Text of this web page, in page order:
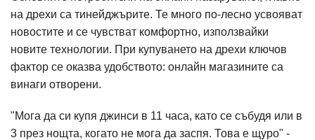
на дрехи са тинейджърите. Те много по-лесно усвояват
новостите и се чувстват комфортно, използвайки
новите технологии. При купуването на дрехи ключов
фактор се оказва удобството: онлайн магазините са
винаги отворени.
"Мога да си купя джинси в 11 часа, като се събудя или в
3 през нощта, когато не мога да заспя. Това е щуро" -